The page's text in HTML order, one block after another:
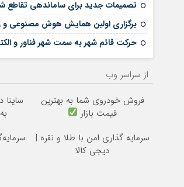
تصمیمات جدید برای ساماندهی تقاطع
برگزاری اولین همایش هوش مصنوعی و
حرکت قائم شهر به سمت شهر فناور و
از سراسر وب
فروش خودروی شما به بهترین
قیمت بازار
ساینا
سرمایه گذاری امن با طلا و نقره |
دیجی کالا